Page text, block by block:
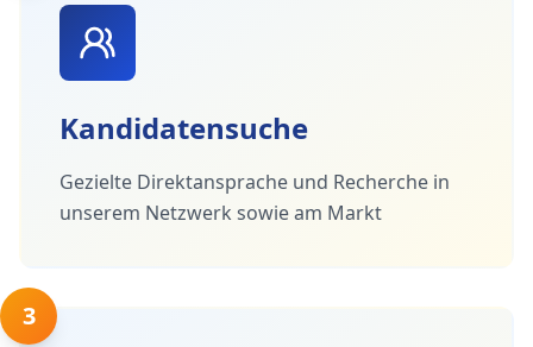
Kandidatensuche
Gezielte Direktansprache und Recherche in
unserem Netzwerk sowie am Markt
3